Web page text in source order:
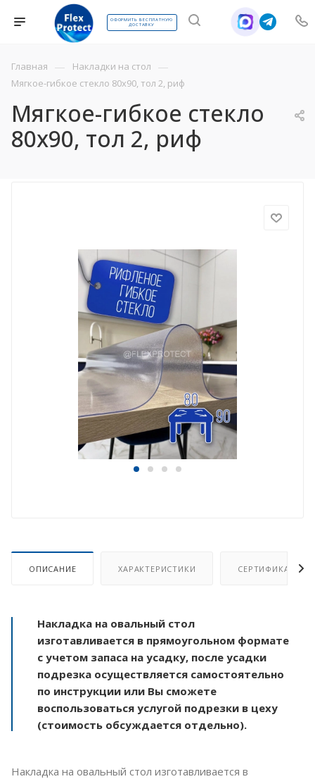
ОФОРМИТЬ БЕСПЛАТНУЮ
ДОСТАВКУ
Главная — Накладки на стол —
Мягкое-гибкое стекло 80х90, тол 2, риф
Мягкое-гибкое стекло
80х90, тол 2, риф
ОПИСАНИЕ ХАРАКТЕРИСТИКИ СЕРТИФИКАТ
Накладка на овальный стол
изготавливается в прямоугольном формате
с учетом запаса на усадку, после усадки
подрезка осуществляется самостоятельно
по инструкции или Вы сможете
воспользоваться услугой подрезки в цеху
(стоимость обсуждается отдельно).
Накладка на овальный стол изготавливается в